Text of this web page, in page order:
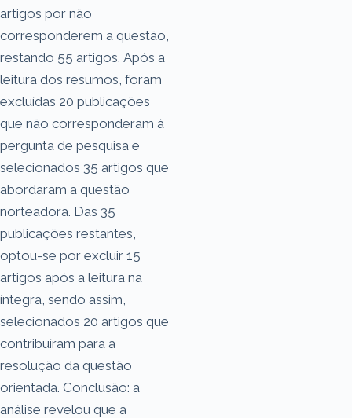
artigos por não
corresponderem a questão,
restando 55 artigos. Após a
leitura dos resumos, foram
excluídas 20 publicações
que não corresponderam à
pergunta de pesquisa e
selecionados 35 artigos que
abordaram a questão
norteadora. Das 35
publicações restantes,
optou-se por excluir 15
artigos após a leitura na
íntegra, sendo assim,
selecionados 20 artigos que
contribuíram para a
resolução da questão
orientada. Conclusão: a
análise revelou que a